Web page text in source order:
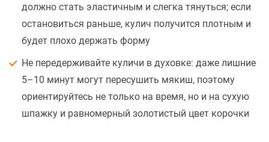
должно стать эластичным и слегка тянуться; если
остановиться раньше, кулич получится плотным и
будет плохо держать форму
Не передерживайте куличи в духовке: даже лишние
5–10 минут могут пересушить мякиш, поэтому
ориентируйтесь не только на время, но и на сухую
шпажку и равномерный золотистый цвет корочки